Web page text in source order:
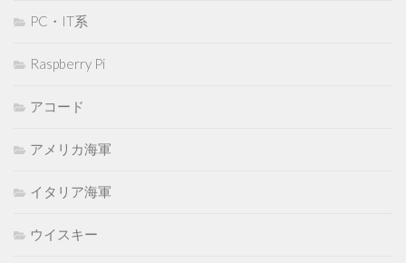
PC・IT系
Raspberry Pi
アコード
アメリカ海軍
イタリア海軍
ウイスキー